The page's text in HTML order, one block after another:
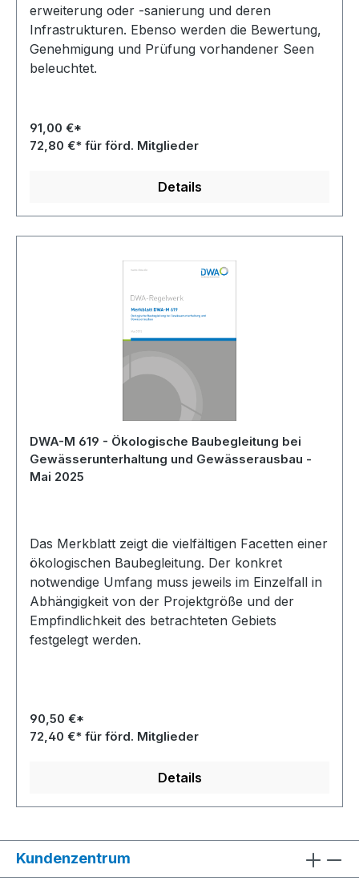
erweiterung oder -sanierung und deren
Infrastrukturen. Ebenso werden die Bewertung,
Genehmigung und Prüfung vorhandener Seen
beleuchtet.
91,00 €*
72,80 €* für förd. Mitglieder
Details
DWA-M 619 - Ökologische Baubegleitung bei
Gewässerunterhaltung und Gewässerausbau -
Mai 2025
Das Merkblatt zeigt die vielfältigen Facetten einer
ökologischen Baubegleitung. Der konkret
notwendige Umfang muss jeweils im Einzelfall in
Abhängigkeit von der Projektgröße und der
Empfindlichkeit des betrachteten Gebiets
festgelegt werden.
90,50 €*
72,40 €* für förd. Mitglieder
Details
Kundenzentrum